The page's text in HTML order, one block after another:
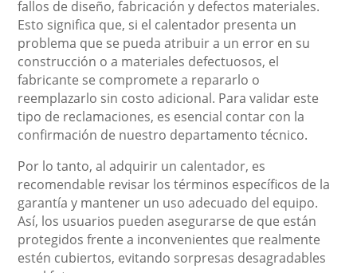
fallos de diseño, fabricación y defectos materiales.
Esto significa que, si el calentador presenta un
problema que se pueda atribuir a un error en su
construcción o a materiales defectuosos, el
fabricante se compromete a repararlo o
reemplazarlo sin costo adicional. Para validar este
tipo de reclamaciones, es esencial contar con la
confirmación de nuestro departamento técnico.
Por lo tanto, al adquirir un calentador, es
recomendable revisar los términos específicos de la
garantía y mantener un uso adecuado del equipo.
Así, los usuarios pueden asegurarse de que están
protegidos frente a inconvenientes que realmente
estén cubiertos, evitando sorpresas desagradables